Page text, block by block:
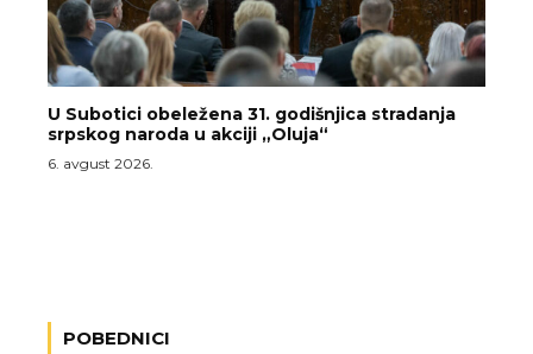
U Subotici obeležena 31. godišnjica stradanja
srpskog naroda u akciji „Oluja“
6. avgust 2026.
POBEDNICI